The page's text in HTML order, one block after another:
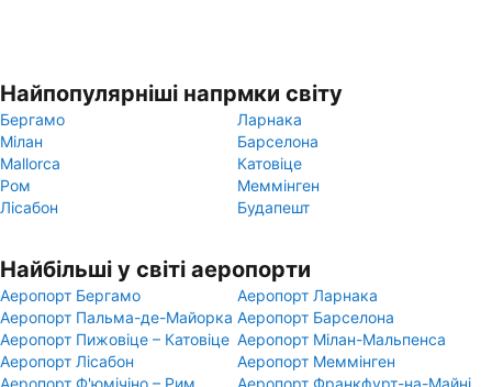
Найпопулярніші напрмки світу
Бергамо
Ларнака
Мілан
Барселона
Mallorca
Катовіце
Ром
Меммінген
Лісабон
Будапешт
Найбільші у світі аеропорти
Аеропорт Бергамо
Аеропорт Ларнака
Аеропорт Пальма-де-Майорка Аеропорт Барселона
Аеропорт Пижовіце – Катовіце Аеропорт Мілан-Мальпенса
Аеропорт Лісабон
Аеропорт Меммінген
Аеропорт Ф'юмічіно – Рим
Аеропорт Франкфурт-на-Майні